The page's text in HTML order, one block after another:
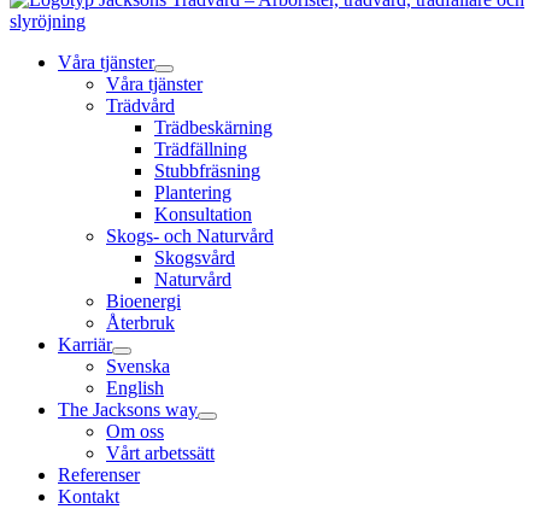
Våra tjänster
Våra tjänster
Trädvård
Trädbeskärning
Trädfällning
Stubbfräsning
Plantering
Konsultation
Skogs- och Naturvård
Skogsvård
Naturvård
Bioenergi
Återbruk
Karriär
Svenska
English
The Jacksons way
Om oss
Vårt arbetssätt
Referenser
Kontakt